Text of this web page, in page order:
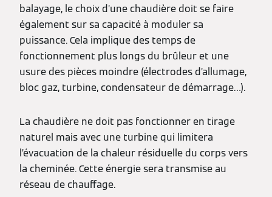
balayage, le choix d’une chaudière doit se faire
également sur sa capacité à moduler sa
puissance. Cela implique des temps de
fonctionnement plus longs du brûleur et une
usure des pièces moindre (électrodes d’allumage,
bloc gaz, turbine, condensateur de démarrage…).
La chaudière ne doit pas fonctionner en tirage
naturel mais avec une turbine qui limitera
l’évacuation de la chaleur résiduelle du corps vers
la cheminée. Cette énergie sera transmise au
réseau de chauffage.